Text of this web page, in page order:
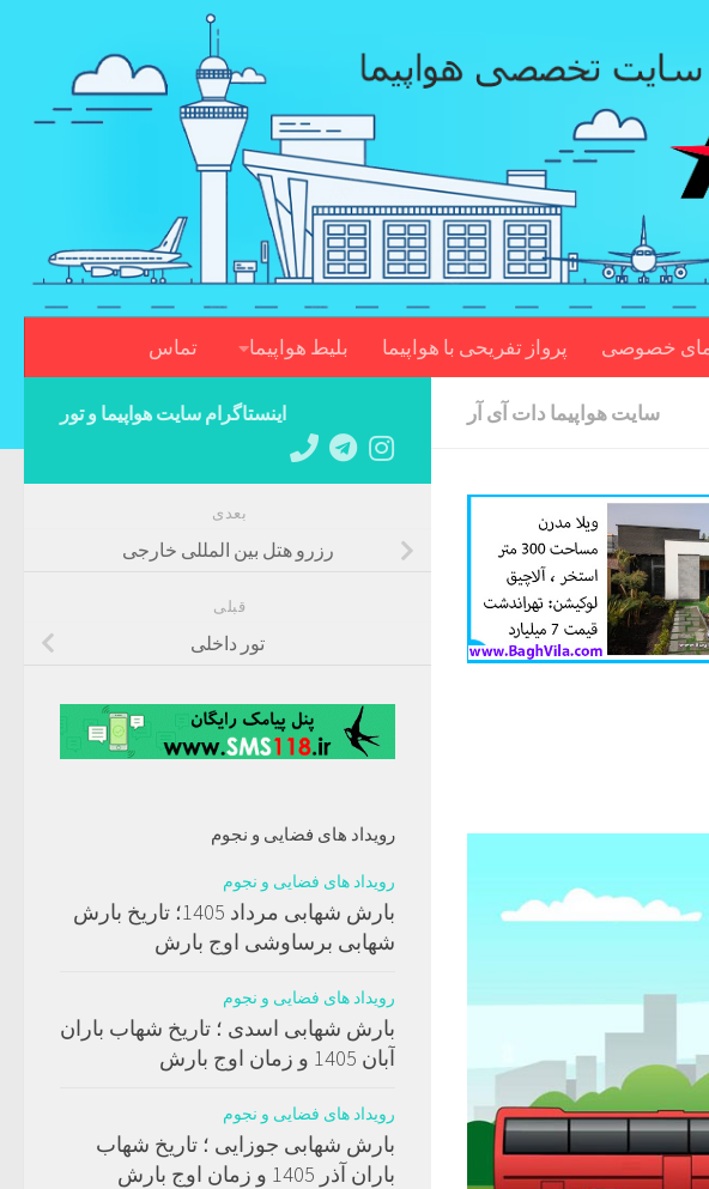
خصوصی پرواز تفریحی با هواپیما بلیط هواپیما تماس
سایت هواپیما دات آی آر اینستاگرام سایت هواپیما و تور
بعدی
رزرو هتل بین المللی خارجی
قبلی
تور داخلی
رویداد های فضایی و نجوم
رویداد های فضایی و نجوم
بارش شهابی مرداد 1405؛ تاریخ بارش
شهابی برساوشی اوج بارش
رویداد های فضایی و نجوم
بارش شهابی اسدی ؛ تاریخ شهاب باران
آبان 1405 و زمان اوج بارش
رویداد های فضایی و نجوم
بارش شهابی جوزایی ؛ تاریخ شهاب
باران آذر 1405 و زمان اوج بارش